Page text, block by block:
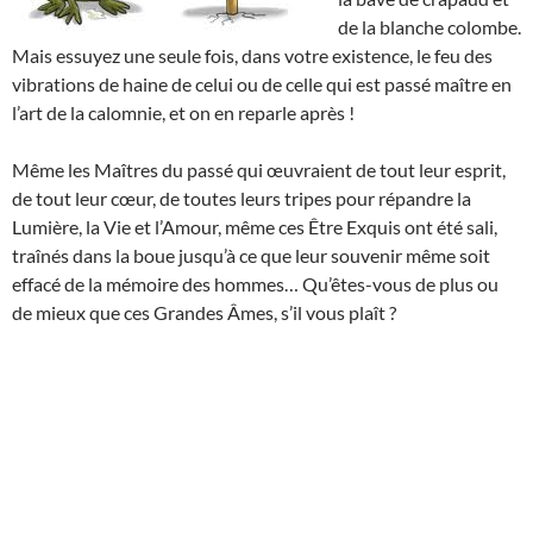
de la blanche colombe.
Mais essuyez une seule fois, dans votre existence, le feu des
vibrations de haine de celui ou de celle qui est passé maître en
l’art de la calomnie, et on en reparle après !
Même les Maîtres du passé qui œuvraient de tout leur esprit,
de tout leur cœur, de toutes leurs tripes pour répandre la
Lumière, la Vie et l’Amour, même ces Être Exquis ont été sali,
traînés dans la boue jusqu’à ce que leur souvenir même soit
effacé de la mémoire des hommes… Qu’êtes-vous de plus ou
de mieux que ces Grandes Âmes, s’il vous plaît ?